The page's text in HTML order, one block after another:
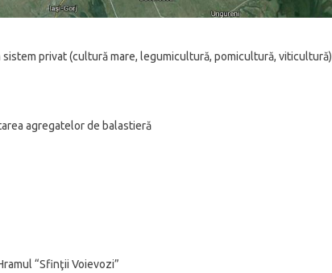
privat (cultură mare, legumicultură, pomicultură, viticultură)
agregatelor de balastieră
“Sfinţii Voievozi”